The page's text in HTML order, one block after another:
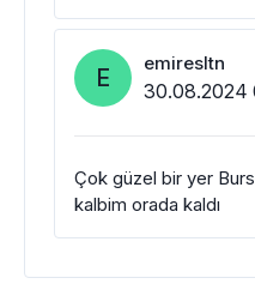
E emiresltn
30.08.2024
Çok güzel bir yer
kalbim orada kaldı